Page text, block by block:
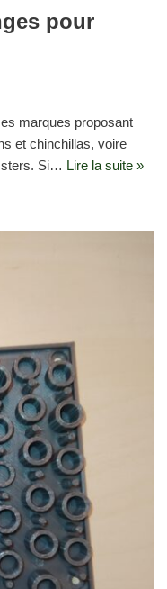
pour
marques proposant
et chinchillas, voire
Si… Lire la suite »